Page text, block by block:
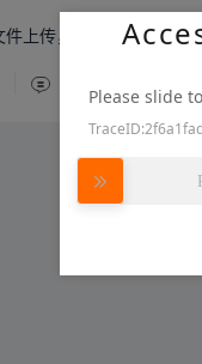
件上传，不能上传文件夹
Please slide